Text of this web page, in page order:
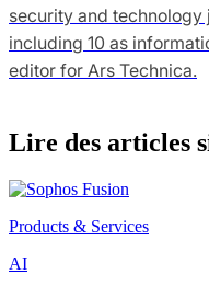
security and
including 10 as
editor for Ars Technica.
Lire des articles
Products & Services
AI